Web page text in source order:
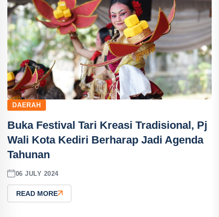
DAERAH
Buka Festival Tari Kreasi Tradisional, Pj
Wali Kota Kediri Berharap Jadi Agenda
Tahunan
06 JULY 2024
READ MORE